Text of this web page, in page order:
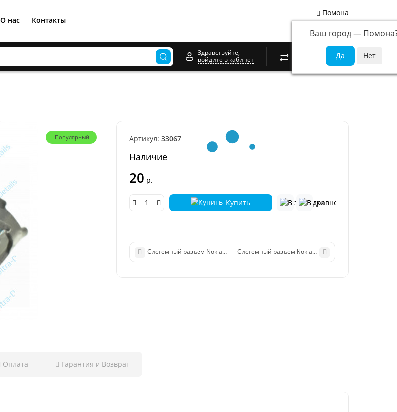
Помона
Ваш город — Помона
О нас Контакты
Здравствуйте,
войдите в кабинет
Популярный Артикул: 33067
Наличие
20 р.
Купить
Системный разъем Nokia 7900/5310/6500C/N85/8800Системный разъем Nokia N97/N97 mini/E52/E55
Оплата Гарантия и Возврат